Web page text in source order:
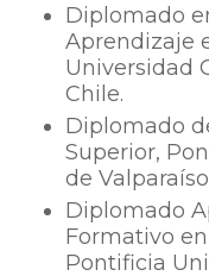
Diplomado
Aprendizaje
Universidad
Chile.
Diplomado
Superior,
de
Diplomado
Formativo
Pontificia